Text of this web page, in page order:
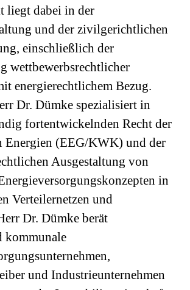
liegt dabei in der
und der zivilgerichtlichen
einschließlich der
wettbewerbsrechtlicher
energierechtlichem Bezug.
Dr. Dümke spezialisiert in
fortentwickelnden Recht der
Energien (EEG/KWK) und der
Ausgestaltung von
in
Verteilernetzen und
Dr. Dümke berät
kommunale
und Industrieunternehmen